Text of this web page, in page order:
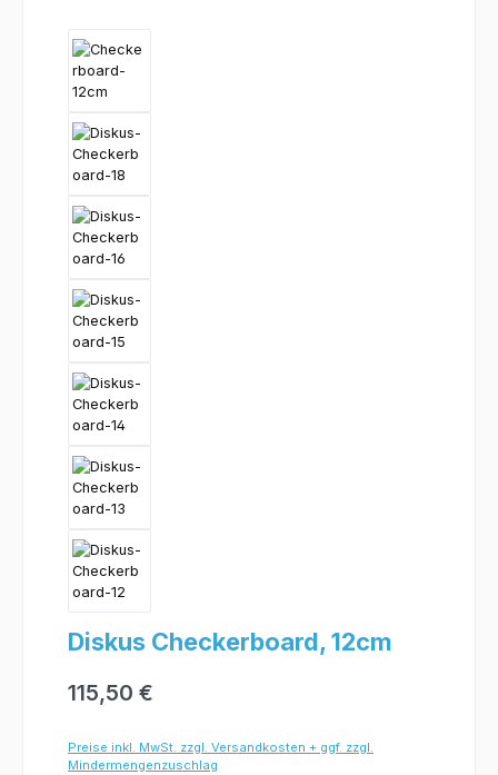
Diskus Checkerboard, 12cm
115,50 €
Preise inkl. MwSt. zzgl. Versandkosten + ggf. zzgl.
Mindermengenzuschlag